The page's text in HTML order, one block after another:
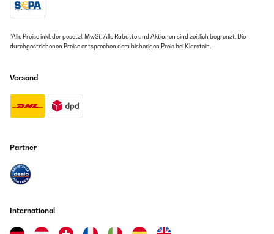
*Alle Preise inkl. der gesetzl. MwSt. Alle Rabatte und Aktionen sind zeitlich begrenzt. Die
durchgestrichenen Preise entsprechen dem bisherigen Preis bei Klarstein.
Versand
Partner
International